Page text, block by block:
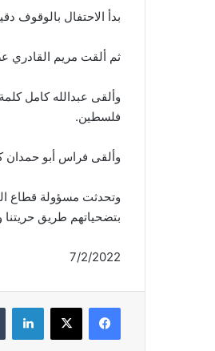
بدأ الاحتفال بالوقوف
ثم ألقت مريم القادري
وألقى عبدالله كامل
فلسطين.
وألقى فراس أبو حمدان
وتحدثت مسؤولة قطاع
بتضحياتهم طريق
7/2/2022
فيسبوك لينكدإن